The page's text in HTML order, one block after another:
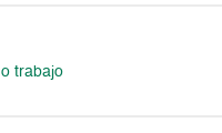
trabajo